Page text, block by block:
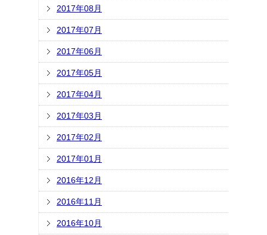
2017年08月
2017年07月
2017年06月
2017年05月
2017年04月
2017年03月
2017年02月
2017年01月
2016年12月
2016年11月
2016年10月